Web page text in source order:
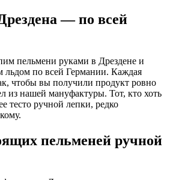
— по всей
пельмени руками в Дрездене и
льдом по всей Германии. Каждая
чтобы вы получили продукт ровно
из нашей мануфактуры. Тот, кто хоть
тесто ручной лепки, редко
пельменей ручной